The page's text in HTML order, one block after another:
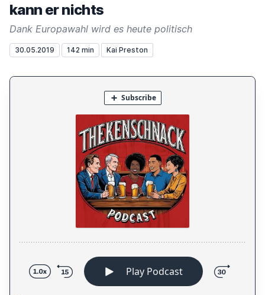
kann er nichts
Dank Europawahl wird es heute politisch
30.05.2019 142 min Kai Preston